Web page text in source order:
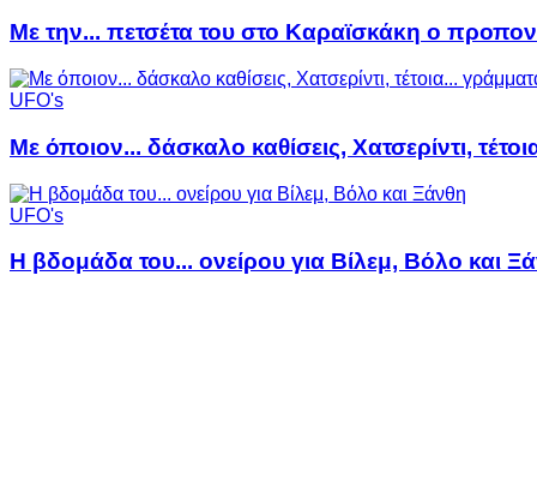
Με την... πετσέτα του στο Καραϊσκάκη ο
UFO's
Με όποιον... δάσκαλο καθίσεις, Χατσερίντι,
UFO's
Η βδομάδα του... ονείρου για Βίλεμ, Βόλο και